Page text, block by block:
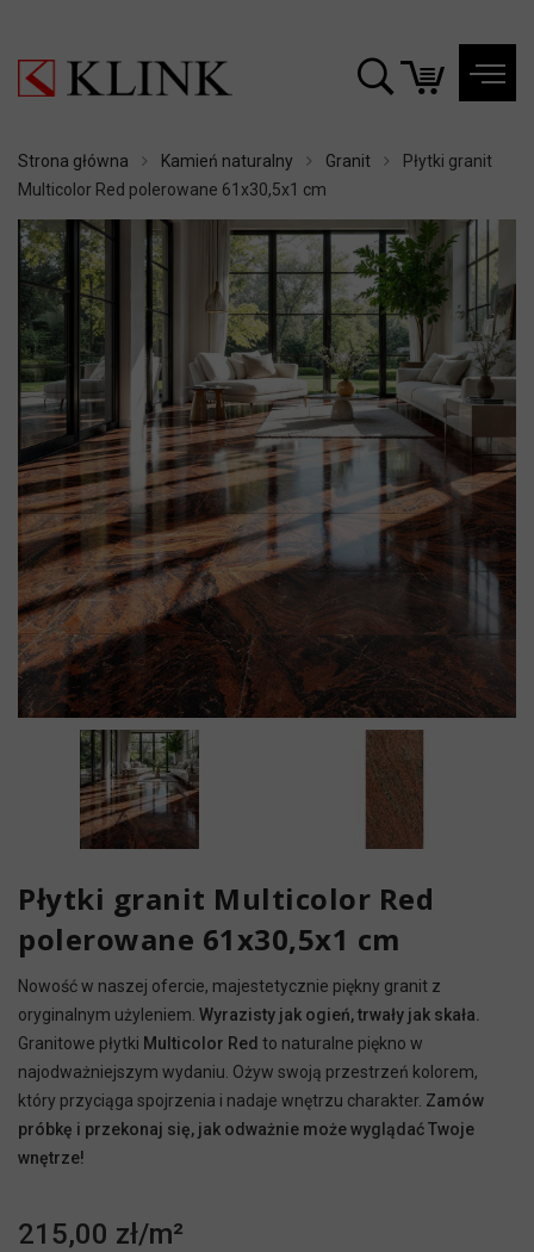
Strona główna Kamień naturalny Granit
Płytki granit
Multicolor Red polerowane 61x30,5x1 cm
Płytki granit Multicolor Red
polerowane 61x30,5x1 cm
Nowość w naszej ofercie, majestetycznie piękny granit z
oryginalnym użyleniem. Wyrazisty jak ogień, trwały jak skała.
Granitowe płytki Multicolor Red to naturalne piękno w
najodważniejszym wydaniu. Ożyw swoją przestrzeń kolorem,
który przyciąga spojrzenia i nadaje wnętrzu charakter. Zamów
próbkę i przekonaj się, jak odważnie może wyglądać Twoje
wnętrze!
215,00 zł